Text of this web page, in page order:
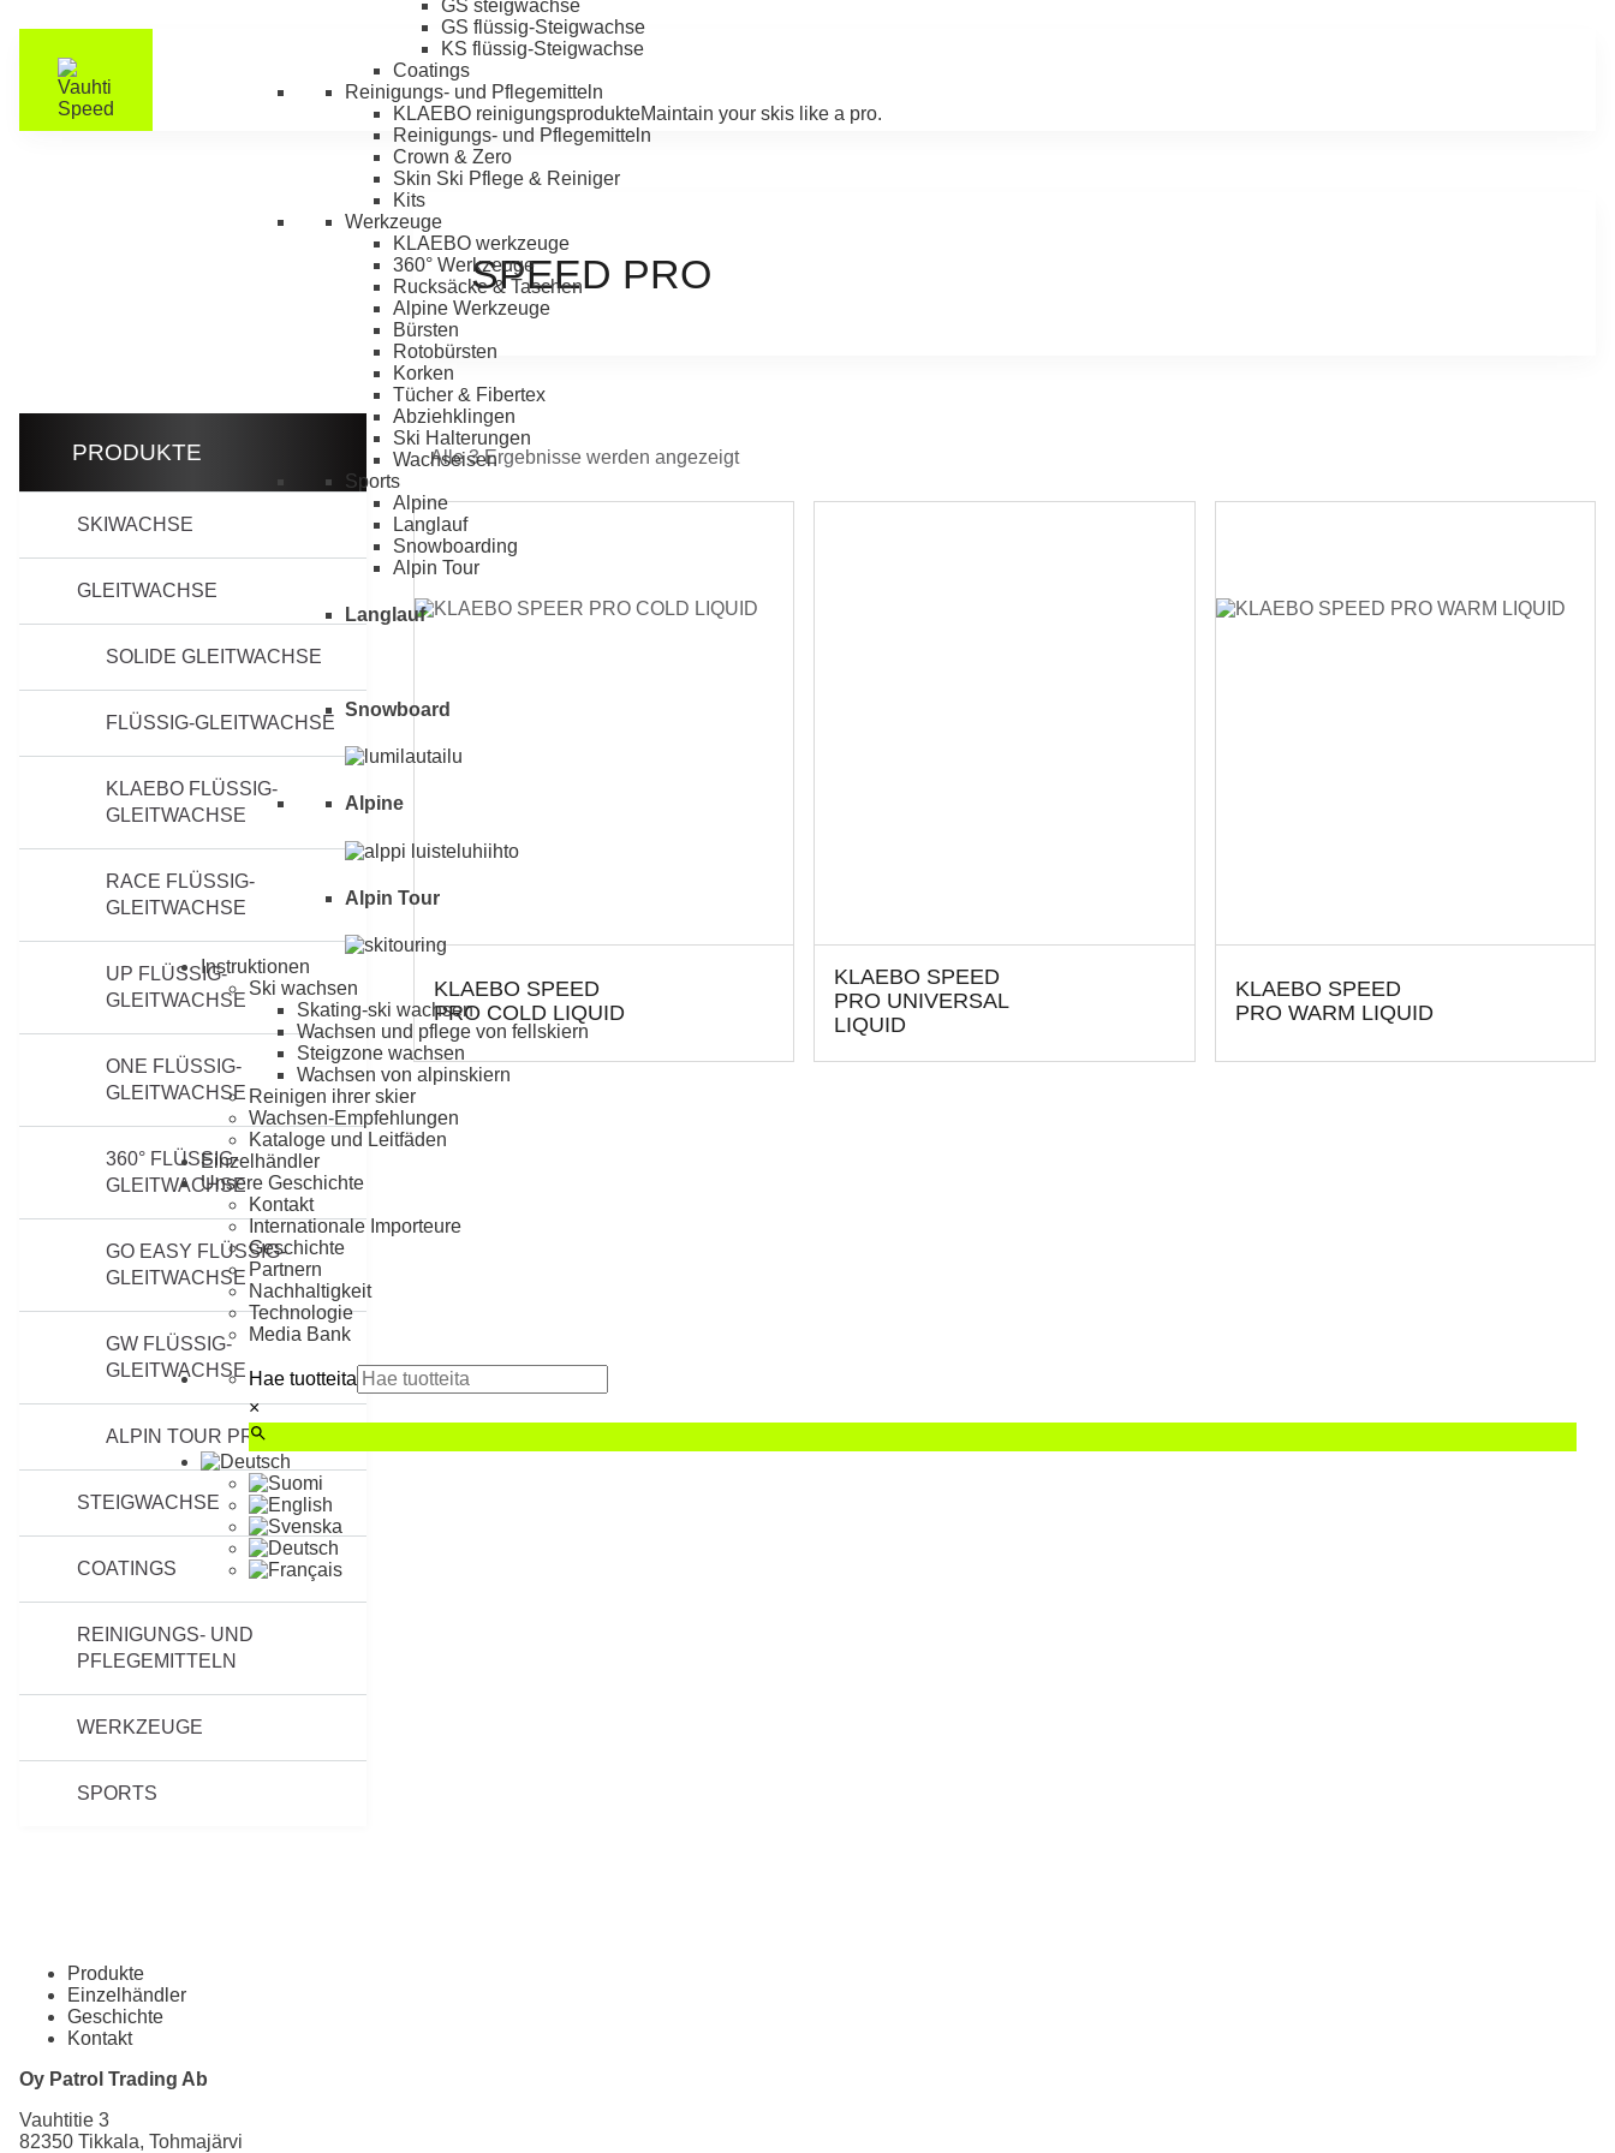
GS steigwachse
GS flüssig-Steigwachse
KS flüssig-Steigwachse
Coatings
Reinigungs- und Pflegemitteln
KLAEBO reinigungsprodukteMaintain your skis like a pro.
Reinigungs- und Pflegemitteln
Crown & Zero
Skin Ski Pflege & Reiniger
Kits
Werkzeuge
KLAEBO werkzeuge
360° Werkzeuge
Rucksäcke & Taschen
Alpine Werkzeuge
Bürsten
Rotobürsten
Korken
Tücher & Fibertex
Abziehklingen
Ski Halterungen
Wachseisen
Sports
Alpine
Langlauf
Snowboarding
Alpin Tour
Langlauf
Snowboard
Alpine
Alpin Tour
Instruktionen
Ski wachsen
Skating-ski wachsen
Wachsen und pflege von fellskiern
Steigzone wachsen
Wachsen von alpinskiern
Reinigen ihrer skier
Wachsen-Empfehlungen
Kataloge und Leitfäden
Einzelhändler
Unsere Geschichte
Kontakt
Internationale Importeure
Geschichte
Partnern
Nachhaltigkeit
Technologie
Media Bank
Hae tuotteita
×
SPEED PRO
PRODUKTE
SKIWACHSE
GLEITWACHSE
SOLIDE GLEITWACHSE
FLÜSSIG-GLEITWACHSE
KLAEBO FLÜSSIG-
GLEITWACHSE
RACE FLÜSSIG-
GLEITWACHSE
UP FLÜSSIG-
GLEITWACHSE
ONE FLÜSSIG-
GLEITWACHSE
360° FLÜSSIG-
GLEITWACHSE
GO EASY FLÜSSIG-
GLEITWACHSE
GW FLÜSSIG-
GLEITWACHSE
ALPIN TOUR PRODUKTE
STEIGWACHSE
COATINGS
REINIGUNGS- UND
PFLEGEMITTELN
WERKZEUGE
SPORTS
Alle 3 Ergebnisse werden angezeigt
KLAEBO SPEED
PRO COLD LIQUID
KLAEBO SPEED
PRO UNIVERSAL
LIQUID
KLAEBO SPEED
PRO WARM LIQUID
Produkte
Einzelhändler
Geschichte
Kontakt
Oy Patrol Trading Ab
Vauhtitie 3
82350 Tikkala, Tohmajärvi